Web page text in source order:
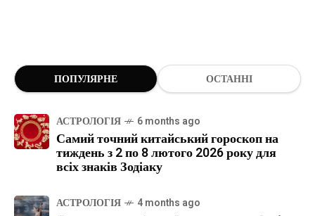
ПОПУЛЯРНЕ ОСТАННІ
АСТРОЛОГІЯ 6 months ago
Самий точний китайський гороскоп на
тиждень з 2 по 8 лютого 2026 року для
всіх знаків Зодіаку
АСТРОЛОГІЯ 4 months ago